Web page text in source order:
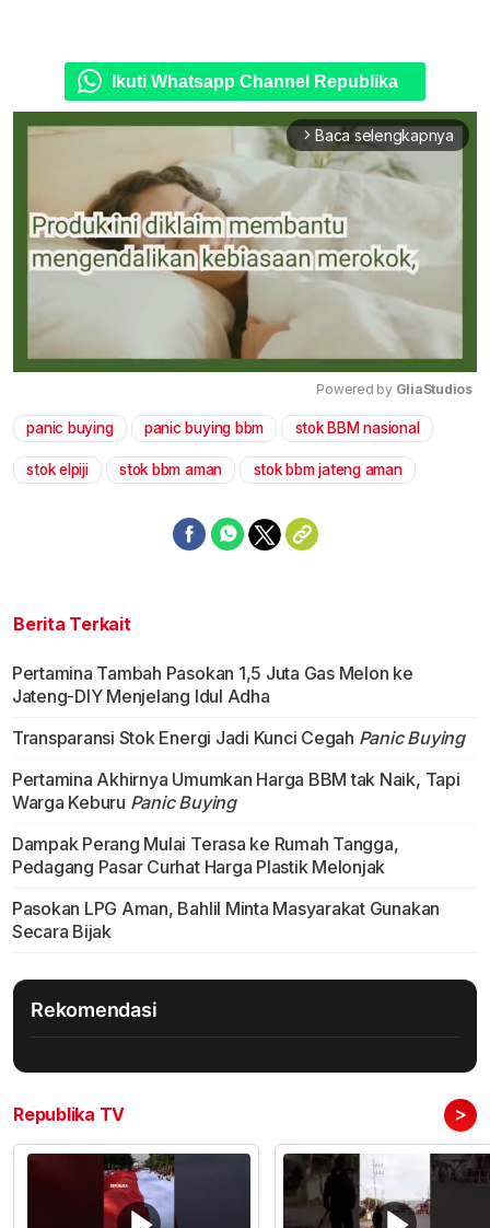
Ikuti Whatsapp Channel Republika
arrow_forward_ios Baca selengkapnya
Mute
Powered by GliaStudios
panic buying panic buying bbm stok BBM nasional
stok elpiji stok bbm aman stok bbm jateng aman
Berita Terkait
Pertamina Tambah Pasokan 1,5 Juta Gas Melon ke
Jateng-DIY Menjelang Idul Adha
Transparansi Stok Energi Jadi Kunci Cegah Panic Buying
Pertamina Akhirnya Umumkan Harga BBM tak Naik, Tapi
Warga Keburu Panic Buying
Dampak Perang Mulai Terasa ke Rumah Tangga,
Pedagang Pasar Curhat Harga Plastik Melonjak
Pasokan LPG Aman, Bahlil Minta Masyarakat Gunakan
Secara Bijak
Rekomendasi
Republika TV >